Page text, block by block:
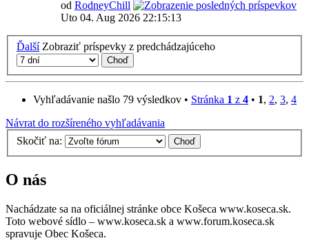
od RodneyChill
Uto 04. Aug 2026 22:15:13
Ďalší Zobraziť príspevky z predchádzajúceho
Vyhľadávanie našlo 79 výsledkov • Stránka 1 z 4 • 1, 2, 3, 4
Návrat do rozšíreného vyhľadávania
Skočiť na:
O nás
Nachádzate sa na oficiálnej stránke obce Košeca www.koseca.sk.
Toto webové sídlo – www.koseca.sk a www.forum.koseca.sk
spravuje Obec Košeca.